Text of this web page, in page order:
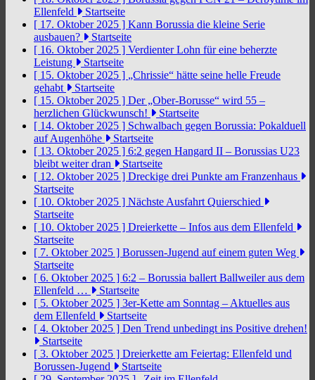
Ellenfeld
Startseite
[ 17. Oktober 2025 ] Kann Borussia die kleine Serie
ausbauen?
Startseite
[ 16. Oktober 2025 ] Verdienter Lohn für eine beherzte
Leistung
Startseite
[ 15. Oktober 2025 ] „Chrissie“ hätte seine helle Freude
gehabt
Startseite
[ 15. Oktober 2025 ] Der „Ober-Borusse“ wird 55 –
herzlichen Glückwunsch!
Startseite
[ 14. Oktober 2025 ] Schwalbach gegen Borussia: Pokalduell
auf Augenhöhe
Startseite
[ 13. Oktober 2025 ] 6:2 gegen Hangard II – Borussias U23
bleibt weiter dran
Startseite
[ 12. Oktober 2025 ] Dreckige drei Punkte am Franzenhaus
Startseite
[ 10. Oktober 2025 ] Nächste Ausfahrt Quierschied
Startseite
[ 10. Oktober 2025 ] Dreierkette – Infos aus dem Ellenfeld
Startseite
[ 7. Oktober 2025 ] Borussen-Jugend auf einem guten Weg
Startseite
[ 6. Oktober 2025 ] 6:2 – Borussia ballert Ballweiler aus dem
Ellenfeld …
Startseite
[ 5. Oktober 2025 ] 3er-Kette am Sonntag – Aktuelles aus
dem Ellenfeld
Startseite
[ 4. Oktober 2025 ] Den Trend unbedingt ins Positive drehen!
Startseite
[ 3. Oktober 2025 ] Dreierkette am Feiertag: Ellenfeld und
Borussen-Jugend
Startseite